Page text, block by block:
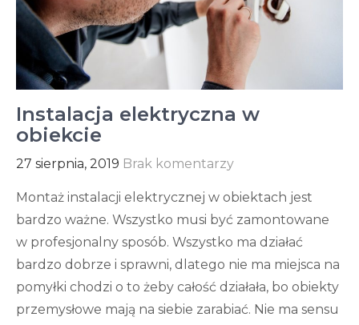
Instalacja elektryczna w
obiekcie
27 sierpnia, 2019 Brak komentarzy
Montaż instalacji elektrycznej w obiektach jest
bardzo ważne. Wszystko musi być zamontowane
w profesjonalny sposób. Wszystko ma działać
bardzo dobrze i sprawni, dlatego nie ma miejsca na
pomyłki chodzi o to żeby całość działała, bo obiekty
przemysłowe mają na siebie zarabiać. Nie ma sensu